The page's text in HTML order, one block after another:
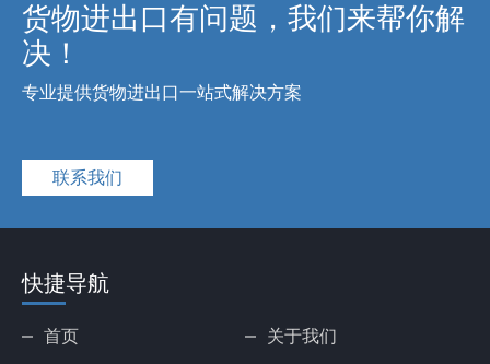
货物进出口有问题，我们来帮你解
决！
专业提供货物进出口一站式解决方案
联系我们
快捷导航
首页
关于我们